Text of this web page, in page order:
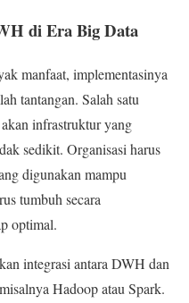
di Era Big Data
manfaat, implementasinya
tantangan. Salah satu
infrastruktur yang
sedikit. Organisasi harus
digunakan mampu
tumbuh secara
optimal.
integrasi antara DWH dan
Hadoop atau Spark.